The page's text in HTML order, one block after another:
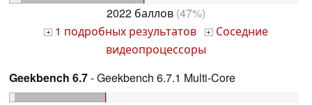
2022 баллов (47%)
+ 1 подробных результатов + Соседние
видеопроцессоры
Geekbench 6.7- Geekbench 6.7.1 Multi-Core